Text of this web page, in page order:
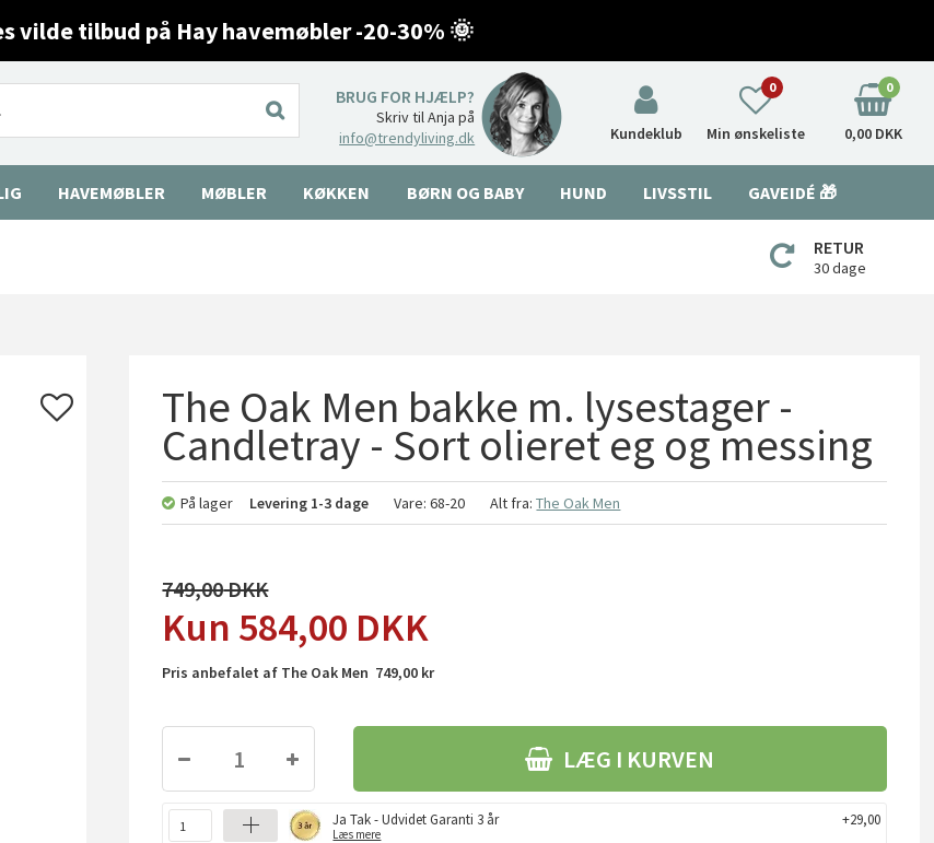
vilde tilbud på Hay havemøbler -20-30% 🌞
BRUG FOR HJÆLP?
Skriv til Anja på
info@trendyliving.dk
Kundeklub Min ønskeliste
0 0
0,00 DKK
HAVEMØBLER MØBLER KØKKEN BØRN OG BABY HUND LIVSSTIL GAVEIDÉ 🎁
RETUR
30 dage
The Oak Men bakke m. lysestager -
Candletray - Sort olieret eg og messing
På lager Levering 1-3 dage Vare:68-20 Alt fra:The Oak Men
749,00
584,00 DKK
Pris anbefalet af The Oak Men 749,00 kr
LÆG I KURVEN
Ja Tak - Udvidet Garanti 3 år
Læs mere
+29,00